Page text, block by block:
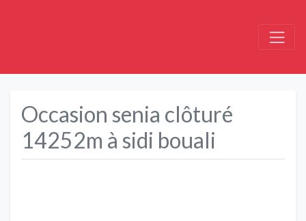
Occasion senia clôturé
14252m à sidi bouali